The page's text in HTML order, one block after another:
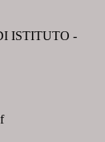
ISTITUTO -